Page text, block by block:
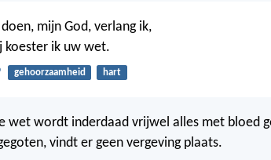
mijn God, verlang ik,
koester ik uw wet.
gehoorzaamheid hart
wet wordt inderdaad vrijwel alles met bloed
vindt er geen vergeving plaats.